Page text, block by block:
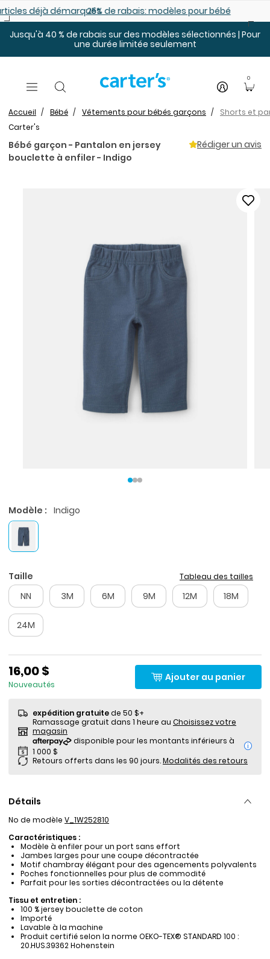
démarqués25% de rabais: modèles pour bébé
Jusqu'à 40 % de rabais sur des modèles sélectionnés | Pour
une durée limitée seulement
0
Accueil Bébé Vêtements pour bébés garçons
Shorts et
Carter's
Bébé garçon - Pantalon en jersey
bouclette à enfiler - Indigo
Rédiger un avis
Modèle : Indigo
Taille Tableau des tailles
NN 3M 6M 9M 12M 18M
24M
16,00 $
Nouveautés
Ajouter au panier
expédition gratuitede 50 $+
Ramassage gratuit dans 1 heure au Choisissez votre
magasin
i
Retours offerts dans les 90 jours.Modalités des retours
Détails
No de modèle V_1W252810
Caractéristiques :
Modèle à enfiler pour un port sans effort
Jambes larges pour une coupe décontractée
Motif chambray élégant pour des agencements polyvalents
Poches fonctionnelles pour plus de commodité
Parfait pour les sorties décontractées ou la détente
Tissu et entretien :
100 % jersey bouclette de coton
Importé
Lavable à la machine
Produit certifié selon la norme OEKO-TEX® STANDARD 100 :
20.HUS.39362 Hohenstein